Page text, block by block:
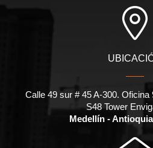
Calle 49 sur # 45 A-300.
S48 Tower
Medellín -